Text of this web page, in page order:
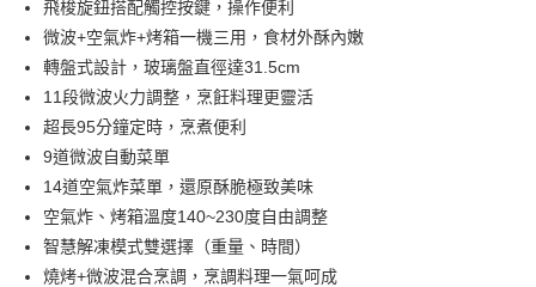
國泰世華商業銀行
兆豐國際商業銀行
臺灣中小企業銀行
台中商業銀行
匯豐（台灣）商業銀行
聯邦商業銀行
元大商業銀行
永豐商業銀行
玉山商業銀行
台新國際商業銀行
台灣樂天信用卡公司
上海商業儲蓄銀行
台北富邦商業銀行
國泰世華商業銀行
兆豐國際商業銀行
臺灣中小企業銀行
台中商業銀行
匯豐（台灣）商業銀行
華泰商業銀行
聯邦商業銀行
元大商業銀行
玉山商業銀行
台新國際商業銀行
中國信託商業銀行
台灣樂天信用卡公司
上海商業儲蓄銀行
台北富邦商業銀行
國泰世華商業銀行
兆豐國際商業銀行
臺灣中小企業銀行
台中商業銀行
匯豐（台灣）商業銀行
聯邦商業銀行
元大商業銀行
永豐商業銀行
玉山商業銀行
星展（台灣）商業銀行
台新國際商業銀行
中國信託商業銀行
台灣樂天信用卡公司
合作金庫商業銀行
第一商業銀行
華南商業銀行
兆豐國際商業銀行
臺灣中小企業銀行
台中商業銀行
華泰商業銀行
遠東國際商業銀行
元大商業銀行
永豐商業銀行
玉山商業銀行
星展（台灣）商業銀行
台新國際商業銀行
中國信託商業銀行
台灣樂天信用卡公司
LINE Pay
Apple Pay
街口支付
Google Pay
飛梭旋鈕搭配觸控按鍵，操作便利
微波+空氣炸+烤箱一機三用，食材外酥內嫩
轉盤式設計，玻璃盤直徑達31.5cm
11段微波火力調整，烹飪料理更靈活
超長95分鐘定時，烹煮便利
9道微波自動菜單
14道空氣炸菜單，還原酥脆極致美味
空氣炸、烤箱溫度140~230度自由調整
智慧解凍模式雙選擇（重量、時間）
燒烤+微波混合烹調，烹調料理一氣呵成